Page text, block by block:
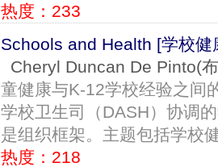
热度：233
Schools and Health [学校健
Cheryl Duncan De Pinto(
童健康与K-12学校经验之间
学校卫生司（DASH）协调
是组织框架。主题包括学校
热度：218